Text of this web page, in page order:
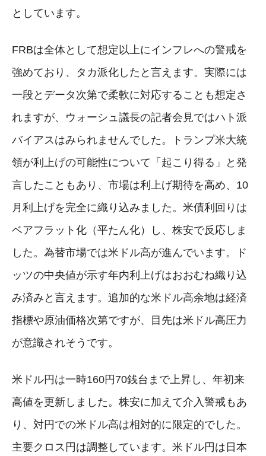
としています。
FRBは全体として想定以上にインフレへの警戒を
強めており、タカ派化したと言えます。実際には
一段とデータ次第で柔軟に対応することも想定さ
れますが、ウォーシュ議長の記者会見ではハト派
バイアスはみられませんでした。トランプ米大統
領が利上げの可能性について「起こり得る」と発
言したこともあり、市場は利上げ期待を高め、10
月利上げを完全に織り込みました。米債利回りは
ベアフラット化（平たん化）し、株安で反応しま
した。為替市場では米ドル高が進んでいます。ド
ッツの中央値が示す年内利上げはおおむね織り込
み済みと言えます。追加的な米ドル高余地は経済
指標や原油価格次第ですが、目先は米ドル高圧力
が意識されそうです。
米ドル円は一時160円70銭台まで上昇し、年初来
高値を更新しました。株安に加えて介入警戒もあ
り、対円での米ドル高は相対的に限定的でした。
主要クロス円は調整しています。米ドル円は日本